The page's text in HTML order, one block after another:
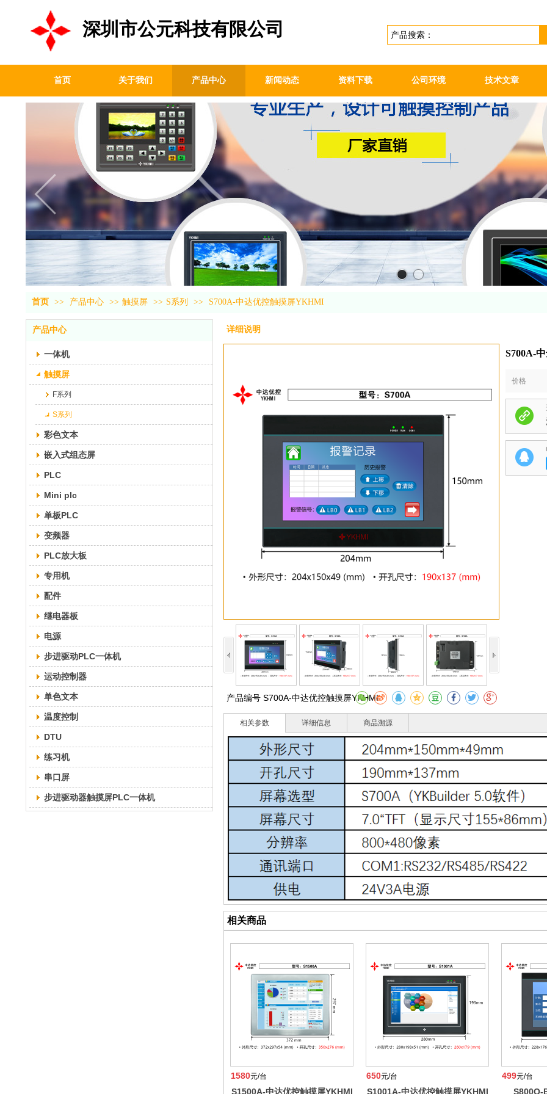
深圳市公元科技有限公司
首页 关于我们 产品中心 新闻动态 资料下载 公司环境 技术文章
首页 >> 产品中心 >> 触摸屏 >> S系列 >> S700A-中达优控触摸屏YKHMI
产品中心
一体机
触摸屏
F系列
S系列
彩色文本
嵌入式组态屏
PLC
Mini plc
单板PLC
变频器
PLC放大板
专用机
配件
继电器板
电源
步进驱动PLC一体机
运动控制器
单色文本
温度控制
DTU
练习机
串口屏
步进驱动器触摸屏PLC一体机
详细说明
S700A-
价格
产品编号 S700A-中达优控触摸屏YKHMI
相关参数 详细信息 商品溯源
相关商品
1580元/台
S1500A-中达优控触摸屏YKHMI
650元/台
S1001A-中达优控触摸屏YKHMI
499元/台
S800Q-